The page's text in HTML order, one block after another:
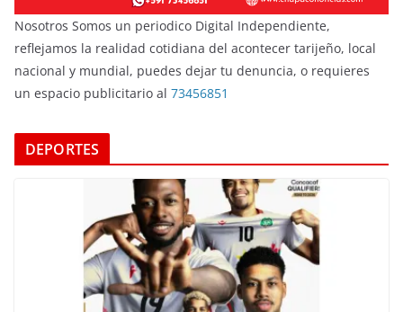
Nosotros Somos un periodico Digital Independiente,
reflejamos la realidad cotidiana del acontecer tarijeño, local
nacional y mundial, puedes dejar tu denuncia, o requieres
un espacio publicitario al 73456851
DEPORTES